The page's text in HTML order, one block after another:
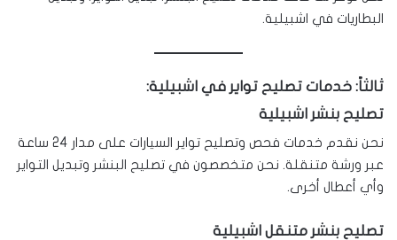
البطاريات في اشبيلية.
ثالثاً: خدمات تصليح تواير في اشبيلية:
تصليح بنشر اشبيلية
نحن نقدم خدمات فحص وتصليح تواير السيارات على مدار 24 ساعة
عبر ورشة متنقلة. نحن متخصصون في تصليح البنشر وتبديل التواير
وأي أعطال أخرى.
تصليح بنشر متنقل اشبيلية